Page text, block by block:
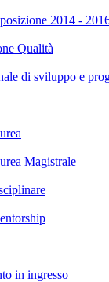
2014 -
Qualità
di sviluppo e
Magistrale
in ingresso